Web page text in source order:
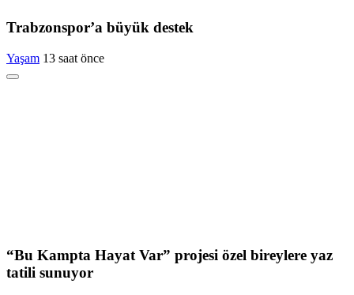
Trabzonspor’a büyük destek
Yaşam 13 saat önce
“Bu Kampta Hayat Var” projesi özel bireylere yaz
tatili sunuyor